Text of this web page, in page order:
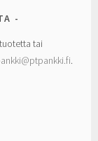
tai
.